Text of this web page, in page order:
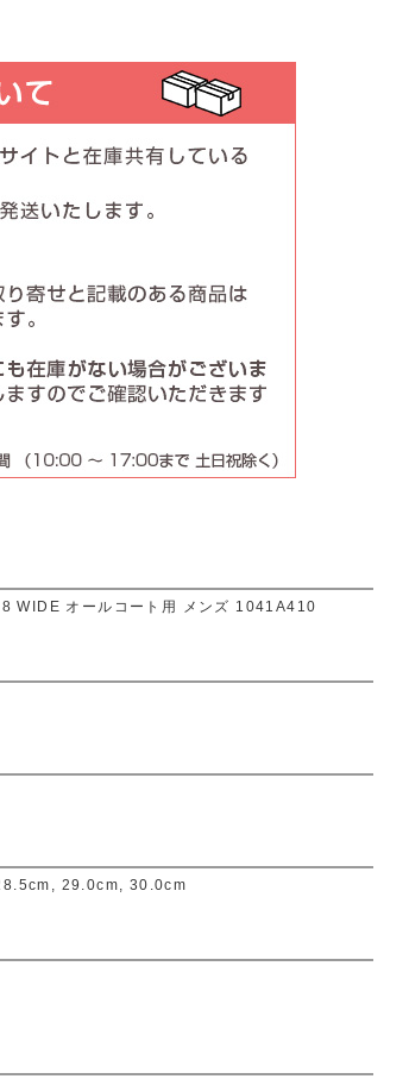
WIDE オールコート用 メンズ 1041A410
29.0cm, 30.0cm